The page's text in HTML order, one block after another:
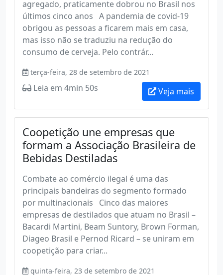
agregado, praticamente dobrou no Brasil nos
últimos cinco anos A pandemia de covid-19
obrigou as pessoas a ficarem mais em casa,
mas isso não se traduziu na redução do
consumo de cerveja. Pelo contrár...
terça-feira, 28 de setembro de 2021
Leia em 4min 50s Veja mais
Coopetição une empresas que
formam a Associação Brasileira de
Bebidas Destiladas
Combate ao comércio ilegal é uma das
principais bandeiras do segmento formado
por multinacionais Cinco das maiores
empresas de destilados que atuam no Brasil –
Bacardi Martini, Beam Suntory, Brown Forman,
Diageo Brasil e Pernod Ricard – se uniram em
coopetição para criar...
quinta-feira, 23 de setembro de 2021